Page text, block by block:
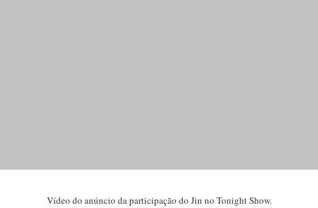
Vídeo do anúncio da participação do Jin no Tonight Show.